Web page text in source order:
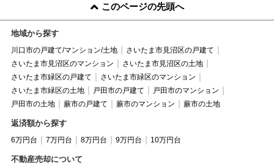
このページの先頭へ
地域から探す
川口市の戸建て/マンション/土地
さいたま市見沼区の戸建て
さいたま市見沼区のマンション
さいたま市見沼区の土地
さいたま市緑区の戸建て
さいたま市緑区のマンション
さいたま市緑区の土地
戸田市の戸建て
戸田市のマンション
戸田市の土地
蕨市の戸建て 蕨市のマンション 蕨市の土地
返済額から探す
6万円台 7万円台 8万円台 9万円台 10万円台
不動産売却について